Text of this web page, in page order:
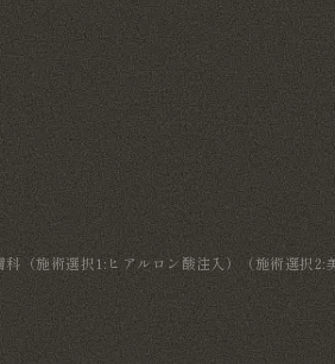
（施術選択1:ヒアルロン酸注入）（施術選択2: